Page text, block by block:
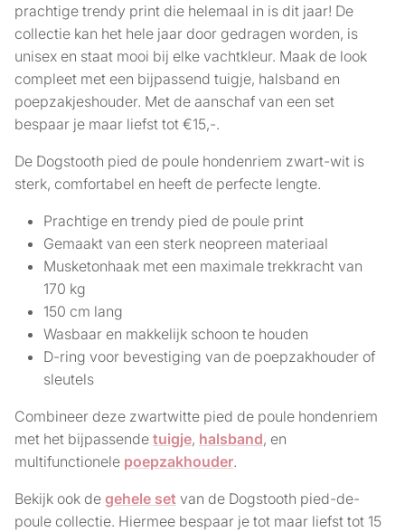
prachtige trendy print die helemaal in is dit jaar! De
collectie kan het hele jaar door gedragen worden, is
unisex en staat mooi bij elke vachtkleur. Maak de look
compleet met een bijpassend tuigje, halsband en
poepzakjeshouder. Met de aanschaf van een set
bespaar je maar liefst tot €15,-.
De Dogstooth pied de poule hondenriem zwart-wit is
sterk, comfortabel en heeft de perfecte lengte.
Prachtige en trendy pied de poule print
Gemaakt van een sterk neopreen materiaal
Musketonhaak met een maximale trekkracht van
170 kg
150 cm lang
Wasbaar en makkelijk schoon te houden
D-ring voor bevestiging van de poepzakhouder of
sleutels
Combineer deze zwartwitte pied de poule hondenriem
met het bijpassende tuigje, halsband, en
multifunctionele poepzakhouder.
Bekijk ook de gehele set van de Dogstooth pied-de-
poule collectie. Hiermee bespaar je tot maar liefst tot 15